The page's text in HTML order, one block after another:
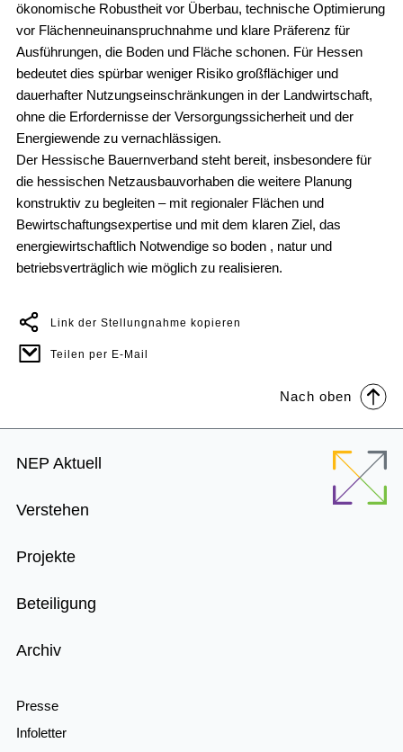
ökonomische Robustheit vor Überbau, technische Optimierung
vor Flächenneuinanspruchnahme und klare Präferenz für
Ausführungen, die Boden und Fläche schonen. Für Hessen
bedeutet dies spürbar weniger Risiko großflächiger und
dauerhafter Nutzungseinschränkungen in der Landwirtschaft,
ohne die Erfordernisse der Versorgungssicherheit und der
Energiewende zu vernachlässigen.
Der Hessische Bauernverband steht bereit, insbesondere für
die hessischen Netzausbauvorhaben die weitere Planung
konstruktiv zu begleiten – mit regionaler Flächen und
Bewirtschaftungsexpertise und mit dem klaren Ziel, das
energiewirtschaftlich Notwendige so boden , natur und
betriebsverträglich wie möglich zu realisieren.
Link der Stellungnahme kopieren
Teilen per E-Mail
Nach oben
Footer
NEP Aktuell
Verstehen
Projekte
Beteiligung
Archiv
Presse
Infoletter